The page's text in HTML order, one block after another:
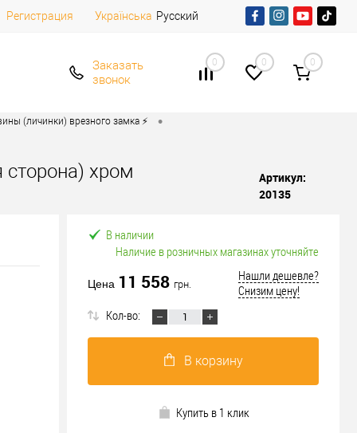
Регистрация Українська Русский
Заказать
звонок
0 0 0
(личинки) врезного замка ⚡️ •
сторона) хром
Артикул:
20135
В наличии
Наличие в розничных магазинах уточняйте
Цена 11 558 грн.
Нашли дешевле?
Снизим цену!
Кол-во:
В корзину
Купить в 1 клик